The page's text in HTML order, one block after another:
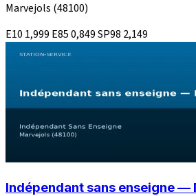
Marvejols (48100)
E10 1,999 E850,849SP98 2,149
Indépendant sans enseigne —